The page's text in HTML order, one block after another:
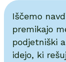
Iščemo
premikajo
podjetniški
idejo, ki